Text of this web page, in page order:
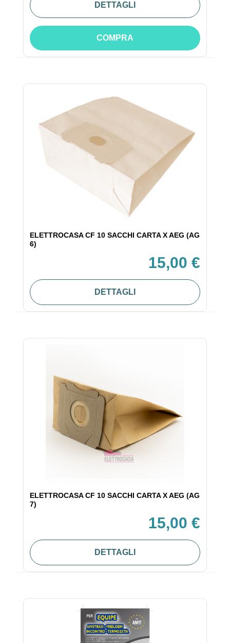
DETTAGLI
COMPRA
ELETTROCASA CF 10 SACCHI CARTA X AEG (AG
6)
15,00 €
DETTAGLI
ELETTROCASA CF 10 SACCHI CARTA X AEG (AG
7)
15,00 €
DETTAGLI